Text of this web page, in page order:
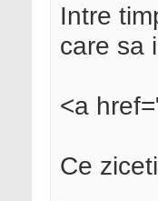
Intre
care sa
<a
Ce